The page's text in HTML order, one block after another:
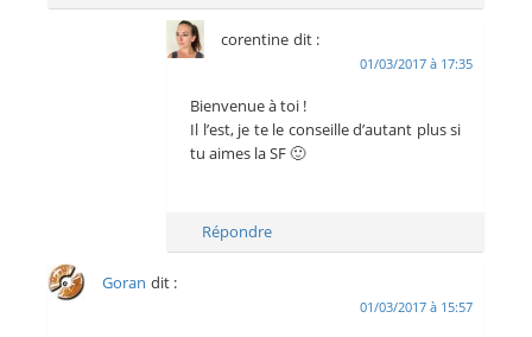
corentine dit :
01/03/2017 à 17:35
Bienvenue à toi !
Il l’est, je te le conseille d’autant plus si
tu aimes la SF 🙂
Répondre
Goran dit :
01/03/2017 à 15:57